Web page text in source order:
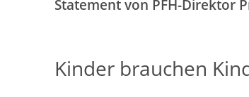
Statement von PFH-Direktor
Kinder brauchen